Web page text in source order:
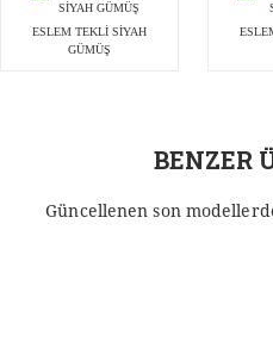
ESLEM TEKLİ SİYAH
GÜMÜŞ
BENZER
Güncellenen son